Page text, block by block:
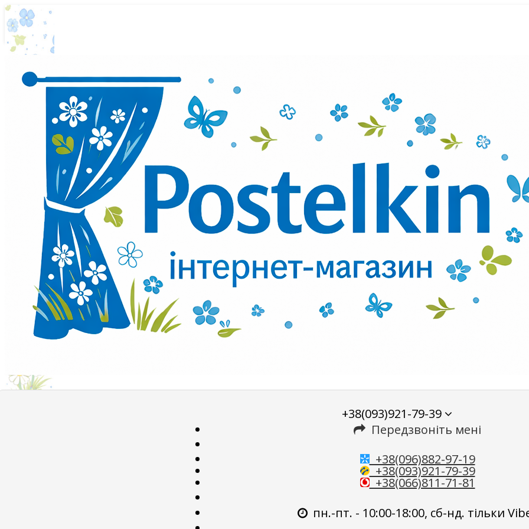
+38(093)921-79-39
Передзвоніть мені
+38(096)882-97-19
+38(093)921-79-39
+38(066)811-71-81
пн.-пт. - 10:00-18:00, сб-нд. тільки